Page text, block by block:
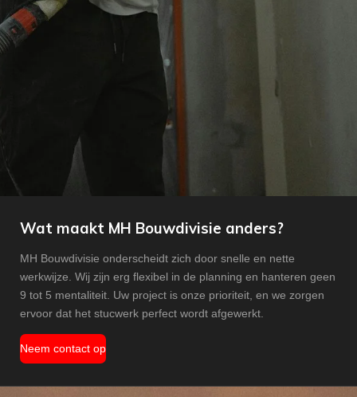
Wat maakt MH Bouwdivisie anders?
MH Bouwdivisie onderscheidt zich door snelle en nette
werkwijze. Wij zijn erg flexibel in de planning en hanteren geen
9 tot 5 mentaliteit. Uw project is onze prioriteit, en we zorgen
ervoor dat het stucwerk perfect wordt afgewerkt.
Neem contact op